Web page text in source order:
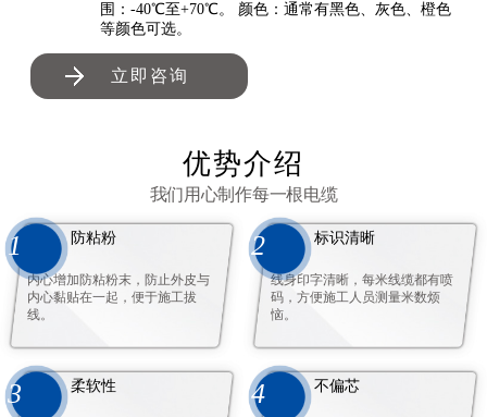
围：-40℃至+70℃。 颜色：通常有黑色、灰色、橙色
等颜色可选。
立即咨询
优势介绍
我们用心制作每一根电缆
1 防粘粉
内心增加防粘粉末，防止外皮与
内心黏贴在一起，便于施工拔
线。
2 标识清晰
线身印字清晰，每米线缆都有喷
码，方便施工人员测量米数烦
恼。
3 柔软性 4 不偏芯